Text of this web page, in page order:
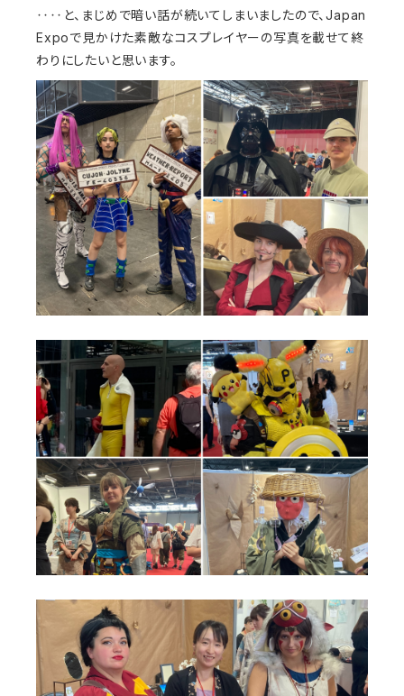
‥‥と、まじめで暗い話が続いてしまいましたので、Japan
Expoで見かけた素敵なコスプレイヤーの写真を載せて終
わりにしたいと思います。